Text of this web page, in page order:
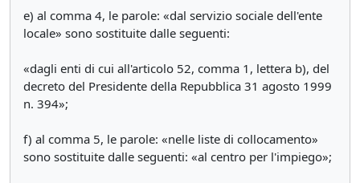
e) al comma 4, le parole: «dal servizio sociale dell'ente
locale» sono sostituite dalle seguenti:
«dagli enti di cui all'articolo 52, comma 1, lettera b), del
decreto del Presidente della Repubblica 31 agosto 1999
n. 394»;
f) al comma 5, le parole: «nelle liste di collocamento»
sono sostituite dalle seguenti: «al centro per l'impiego»;